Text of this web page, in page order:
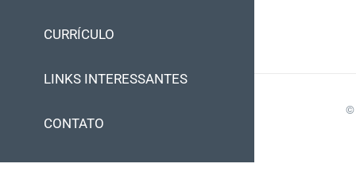
CURRÍCULO
LINKS INTERESSANTES
CONTATO
©